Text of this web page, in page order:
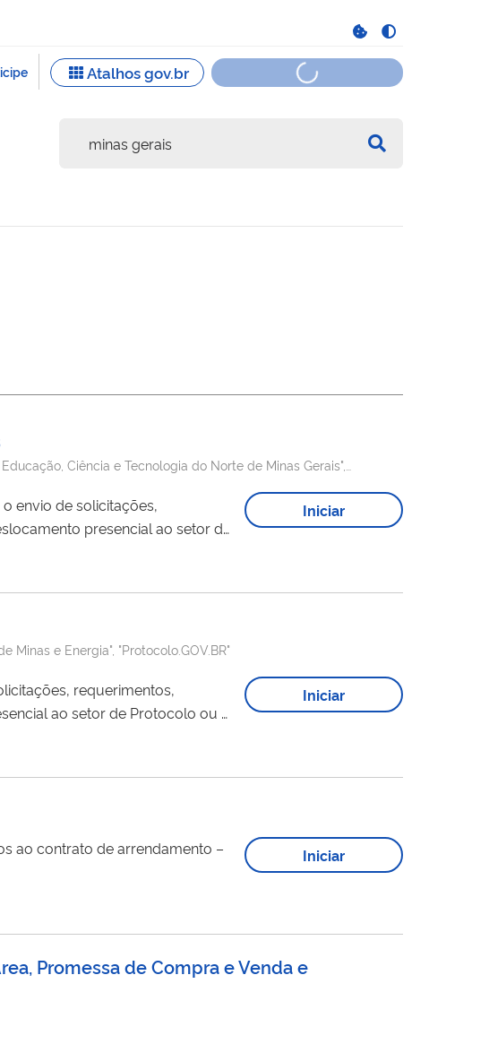
Ciência e Tecnologia do Norte de Minas Gerais",
envio de solicitações,
presencial ao setor de
cajui/login) Para
Iniciar
Minas e Energia", "Protocolo.GOV.BR"
requerimentos,
ao setor de Protocolo ou o
Iniciar
ao contrato de arrendamento –
Iniciar
Promessa de Compra e Venda e